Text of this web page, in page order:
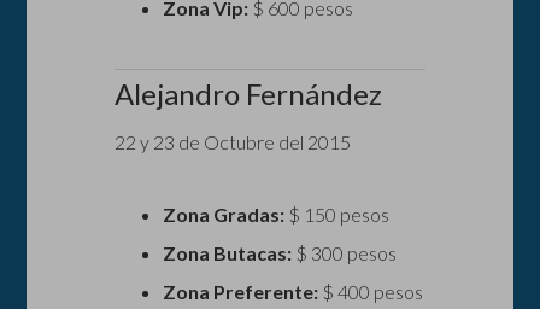
Zona Vip: $ 600 pesos
Alejandro Fernández
22 y 23 de Octubre del 2015
Zona Gradas: $ 150 pesos
Zona Butacas: $ 300 pesos
Zona Preferente: $ 400 pesos